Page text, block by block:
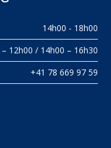
14h00 - 18h00
12h00 / 14h00 – 16h30
+41 78 669 97 59